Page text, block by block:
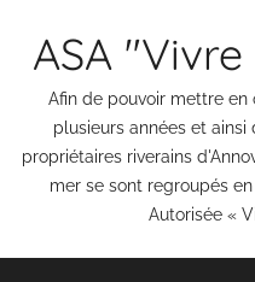
ASA
Afin de pouvoir mettre en
plusieurs années et
propriétaires riverains
mer se sont regroupés
Autorisée «